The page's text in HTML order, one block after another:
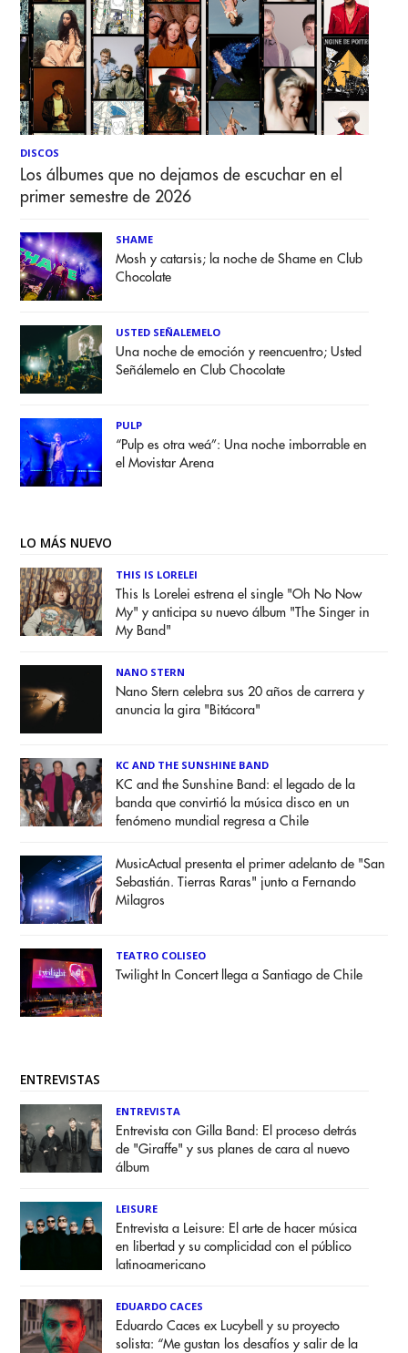
DISCOS
Los álbumes que no dejamos de escuchar en el
primer semestre de 2026
SHAME
Mosh y catarsis; la noche de Shame en Club
Chocolate
USTED SEÑALEMELO
Una noche de emoción y reencuentro; Usted
Señálemelo en Club Chocolate
PULP
“Pulp es otra weá”: Una noche imborrable en
el Movistar Arena
LO MÁS NUEVO
THIS IS LORELEI
This Is Lorelei estrena el single "Oh No Now
My" y anticipa su nuevo álbum "The Singer in
My Band"
NANO STERN
Nano Stern celebra sus 20 años de carrera y
anuncia la gira "Bitácora"
KC AND THE SUNSHINE BAND
KC and the Sunshine Band: el legado de la
banda que convirtió la música disco en un
fenómeno mundial regresa a Chile
MusicActual presenta el primer adelanto de "San
Sebastián. Tierras Raras" junto a Fernando
Milagros
TEATRO COLISEO
Twilight In Concert llega a Santiago de Chile
ENTREVISTAS
ENTREVISTA
Entrevista con Gilla Band: El proceso detrás
de "Giraffe" y sus planes de cara al nuevo
álbum
LEISURE
Entrevista a Leisure: El arte de hacer música
en libertad y su complicidad con el público
latinoamericano
EDUARDO CACES
Eduardo Caces ex Lucybell y su proyecto
solista: “Me gustan los desafíos y salir de la